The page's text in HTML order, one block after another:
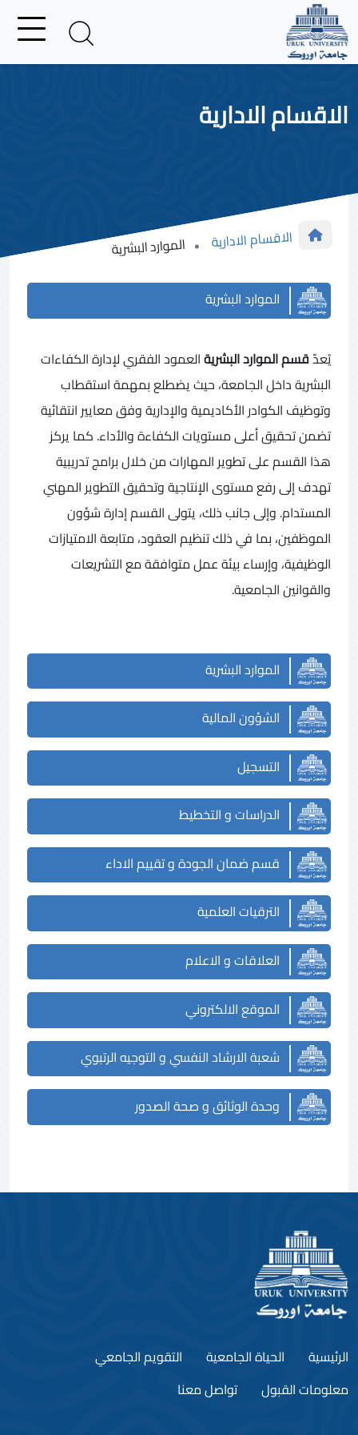
الاقسام الادارية
الاقسام الادارية الموارد البشرية
الموارد البشرية
يُعدّقسم الموارد البشريةالعمود الفقري لإدارة الكفاءات
البشرية داخل الجامعة، حيث يضطلع بمهمة استقطاب
وتوظيف الكوادر الأكاديمية والإدارية وفق معايير انتقائية
تضمن تحقيق أعلى مستويات الكفاءة والأداء. كما يركز
هذا القسم على تطوير المهارات من خلال برامج تدريبية
تهدف إلى رفع مستوى الإنتاجية وتحقيق التطوير المهني
المستدام. وإلى جانب ذلك، يتولى القسم إدارة شؤون
الموظفين، بما في ذلك تنظيم العقود، متابعة الامتيازات
الوظيفية، وإرساء بيئة عمل متوافقة مع التشريعات
والقوانين الجامعية.
الموارد البشرية
الشؤون المالية
التسجيل
الدراسات و التخطيط
قسم ضمان الجودة و تقييم الاداء
الترقيات العلمية
العلاقات و الاعلام
الموقع الالكتروني
شعبة الارشاد النفسي و التوجيه الرتبوي
وحدة الوثائق و صحة الصدور
الرئيسية الحياة الجامعية
التقويم الجامعي
معلومات القبول
تواصل معنا